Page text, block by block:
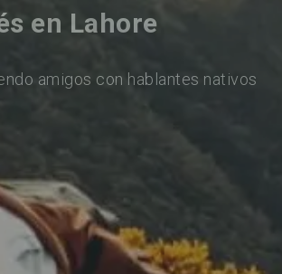
en Lahore
amigos con hablantes nativos